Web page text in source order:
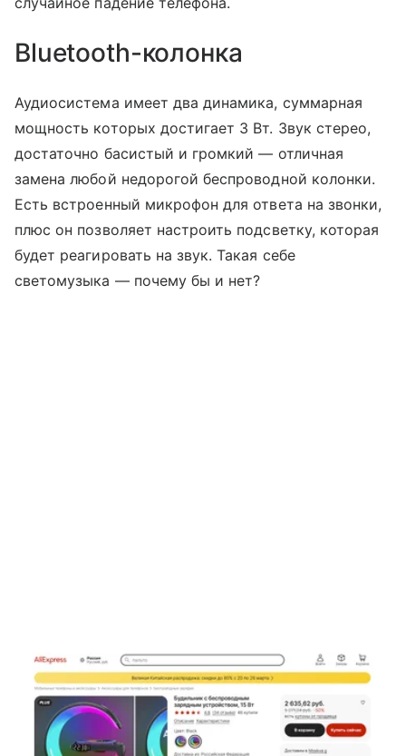
Bluetooth-колонка
Аудиосистема имеет два динамика, суммарная
мощность которых достигает 3 Вт. Звук стерео,
достаточно басистый и громкий — отличная
замена любой недорогой беспроводной колонки.
Есть встроенный микрофон для ответа на звонки,
плюс он позволяет настроить подсветку, которая
будет реагировать на звук. Такая себе
светомузыка — почему бы и нет?